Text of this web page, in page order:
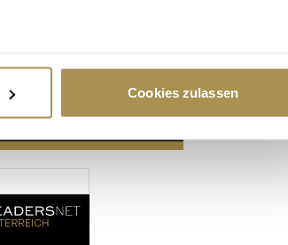
und legen Sie Ihre Präferenzen im
für soziale Medien anbieten zu können
Unsere Partner führen diese Informationen
oder die sie im Rahmen Ihrer Nutzung
Cookies zulassen